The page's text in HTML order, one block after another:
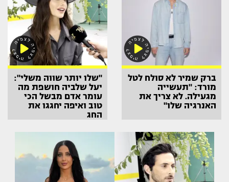
ברק שמיר לא סולח לטל
מורד: "תעשייה
מגעילה. לא צריך את
האנרגיה שלו"
"שלו יותר שווה משלי":
יעל שלביה חושפת מה
עומר אדם מבשל הכי
טוב ואיפה יחגגו את
החג